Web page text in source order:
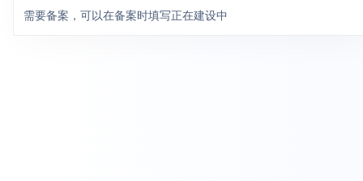
需要备案，可以在备案时填写正在建设中